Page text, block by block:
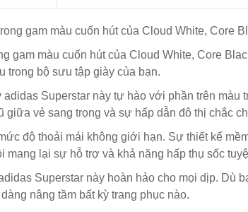
gam màu cuốn hút của Cloud White, Core
gam màu cuốn hút của Cloud White, Core
trong bộ sưu tập giày của bạn.
Superstar này tự hào với phần trên
vẻ sang trọng và sự hấp dẫn đô thị chắc
độ thoải mái không giới hạn. Sự thiết kế
lại sự hỗ trợ và khả năng hấp thụ sốc
Superstar này hoàn hảo cho mọi dịp. Dù
nâng tầm bất kỳ trang phục nào.